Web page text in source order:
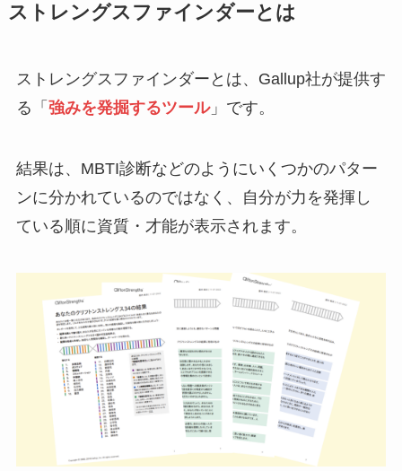
ストレングスファインダーとは
ストレングスファインダーとは、Gallup社が提供す
る「 強みを発掘するツール」です。
結果は、MBTI診断などのようにいくつかのパター
ンに分かれているのではなく、自分が力を発揮し
ている順に資質・才能が表示されます。